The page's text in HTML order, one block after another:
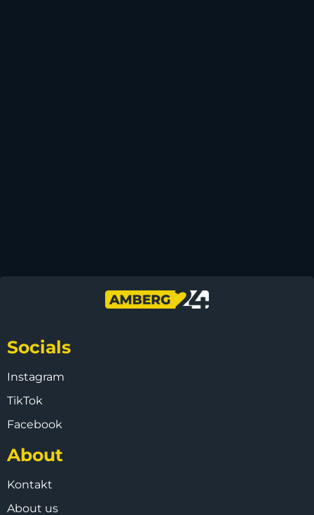
Socials
Instagram
TikTok
Facebook
About
Kontakt
About us